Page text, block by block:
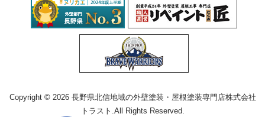
Copyright © 2026 長野県北信地域の外壁塗装・屋根塗装専門店株式会社
トラスト.All Rights Reserved.